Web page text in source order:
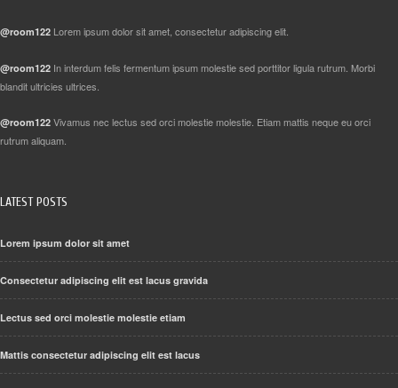
@room122 Lorem ipsum dolor sit amet, consectetur adipiscing elit.
@room122 In interdum felis fermentum ipsum molestie sed porttitor ligula rutrum. Morbi
blandit ultricies ultrices.
@room122 Vivamus nec lectus sed orci molestie molestie. Etiam mattis neque eu orci
rutrum aliquam.
LATEST POSTS
Lorem ipsum dolor sit amet
Consectetur adipiscing elit est lacus gravida
Lectus sed orci molestie molestie etiam
Mattis consectetur adipiscing elit est lacus